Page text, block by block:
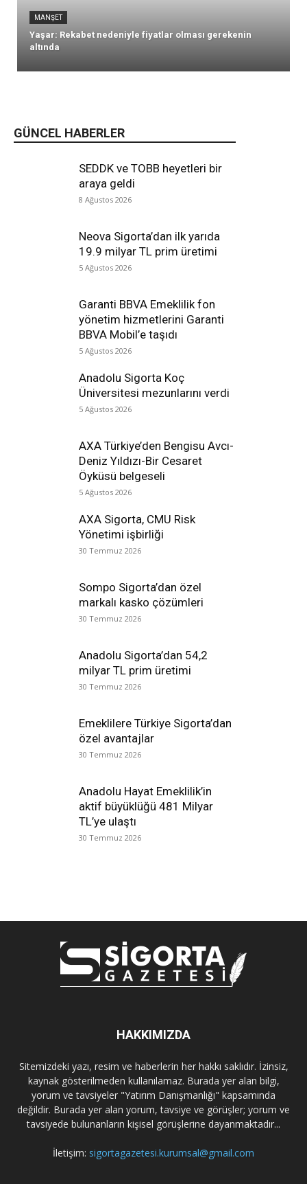
GÜNCEL HABERLER
SEDDK ve TOBB heyetleri bir
araya geldi
8 Ağustos 2026
Neova Sigorta’dan ilk yarıda
19.9 milyar TL prim üretimi
5 Ağustos 2026
Garanti BBVA Emeklilik fon
yönetim hizmetlerini Garanti
BBVA Mobil’e taşıdı
5 Ağustos 2026
Anadolu Sigorta Koç
Üniversitesi mezunlarını verdi
5 Ağustos 2026
AXA Türkiye’den Bengisu Avcı-
Deniz Yıldızı-Bir Cesaret
Öyküsü belgeseli
5 Ağustos 2026
AXA Sigorta, CMU Risk
Yönetimi işbirliği
30 Temmuz 2026
Sompo Sigorta’dan özel
markalı kasko çözümleri
30 Temmuz 2026
Anadolu Sigorta’dan 54,2
milyar TL prim üretimi
30 Temmuz 2026
Emeklilere Türkiye Sigorta’dan
özel avantajlar
30 Temmuz 2026
Anadolu Hayat Emeklilik’in
aktif büyüklüğü 481 Milyar
TL’ye ulaştı
30 Temmuz 2026
MANŞET
Yaşar: Rekabet nedeniyle fiyatlar olması gerekenin
altında
HAKKIMIZDA
Sitemizdeki yazı, resim ve haberlerin her hakkı saklıdır. İzinsiz,
kaynak gösterilmeden kullanılamaz. Burada yer alan bilgi,
yorum ve tavsiyeler "Yatırım Danışmanlığı" kapsamında
değildir. Burada yer alan yorum, tavsiye ve görüşler; yorum ve
tavsiyede bulunanların kişisel görüşlerine dayanmaktadır...
İletişim: sigortagazetesi.kurumsal@gmail.com